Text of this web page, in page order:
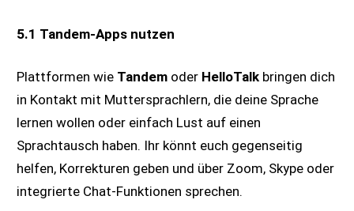
5.1 Tandem-Apps nutzen
Plattformen wie Tandem oder HelloTalk bringen dich
in Kontakt mit Muttersprachlern, die deine Sprache
lernen wollen oder einfach Lust auf einen
Sprachtausch haben. Ihr könnt euch gegenseitig
helfen, Korrekturen geben und über Zoom, Skype oder
integrierte Chat-Funktionen sprechen.